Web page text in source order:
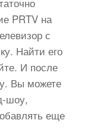
PRTV на
с
Найти его
И после
Вы можете
шоу,
еще